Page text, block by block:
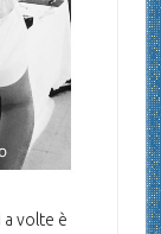
volte è